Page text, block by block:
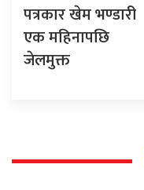
पत्रकार खेम भण्डारी
एक महिनापछि
जेलमुक्त